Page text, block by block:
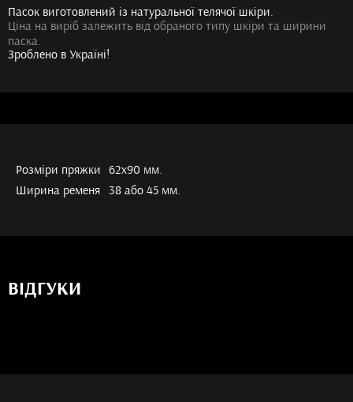
Пасок виготовлений із натуральної телячої шкіри.
Ціна на виріб залежить від обраного типу шкіри та ширини
паска.
Зроблено в Україні!
Розміри пряжки
62х90 мм.
Ширина ременя 38 або 45 мм.
ВIДГУКИ